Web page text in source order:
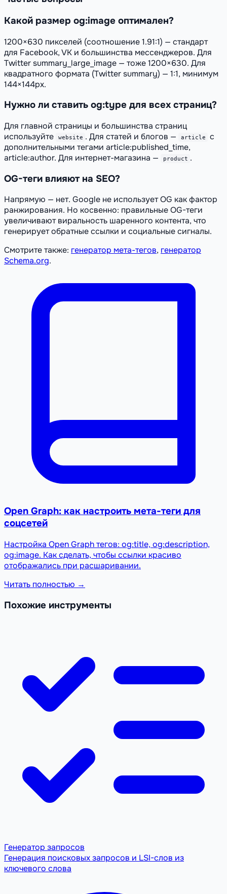
Какой размер og:image оптимален?
1200×630 пикселей (соотношение 1.91:1) — стандарт
для Facebook, VK и большинства мессенджеров. Для
Twitter summary_large_image — тоже 1200×630. Для
квадратного формата (Twitter summary) — 1:1, минимум
144×144px.
Нужно ли ставить og:type для всех страниц?
Для главной страницы и большинства страниц
используйте
website . Для статей и блогов — article
с
дополнительными тегами article:published_time,
article:author. Для интернет-магазина —
product .
OG-теги влияют на SEO?
Напрямую — нет. Google не использует OG как фактор
ранжирования. Но косвенно: правильные OG-теги
увеличивают виральность шаренного контента, что
генерирует обратные ссылки и социальные сигналы.
Смотрите также: генератор мета-тегов, генератор
Schema.org.
Open Graph: как настроить мета-теги для
соцсетей
Настройка Open Graph тегов: og:title, og:description,
og:image. Как сделать, чтобы ссылки красиво
отображались при расшаривании.
Читать полностью →
Похожие инструменты
Генератор запросов
Генерация поисковых запросов и LSI-слов из
ключевого слова